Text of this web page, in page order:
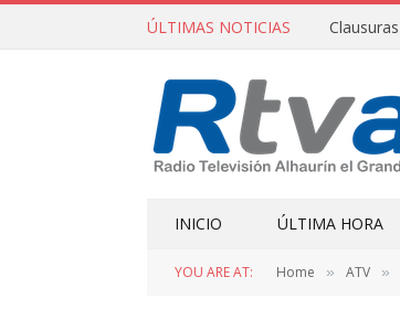
ÚLTIMAS NOTICIAS
INICIO ÚLTIMA HORA
YOU ARE AT: Home » ATV »